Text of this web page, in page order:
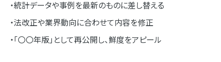
・統計データや事例を最新のものに差し替える
・法改正や業界動向に合わせて内容を修正
・「〇〇年版」として再公開し、鮮度をアピール